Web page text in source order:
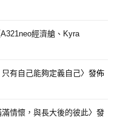
經濟艙、Kyra
有自己能夠定義自己〉發佈
情懷，與長大後的彼此〉發